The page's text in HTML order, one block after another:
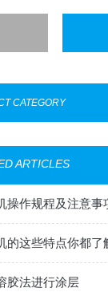
CATEGORY
ARTICLES
操作规程及注意事
的这些特点你都了
胶法进行涂层